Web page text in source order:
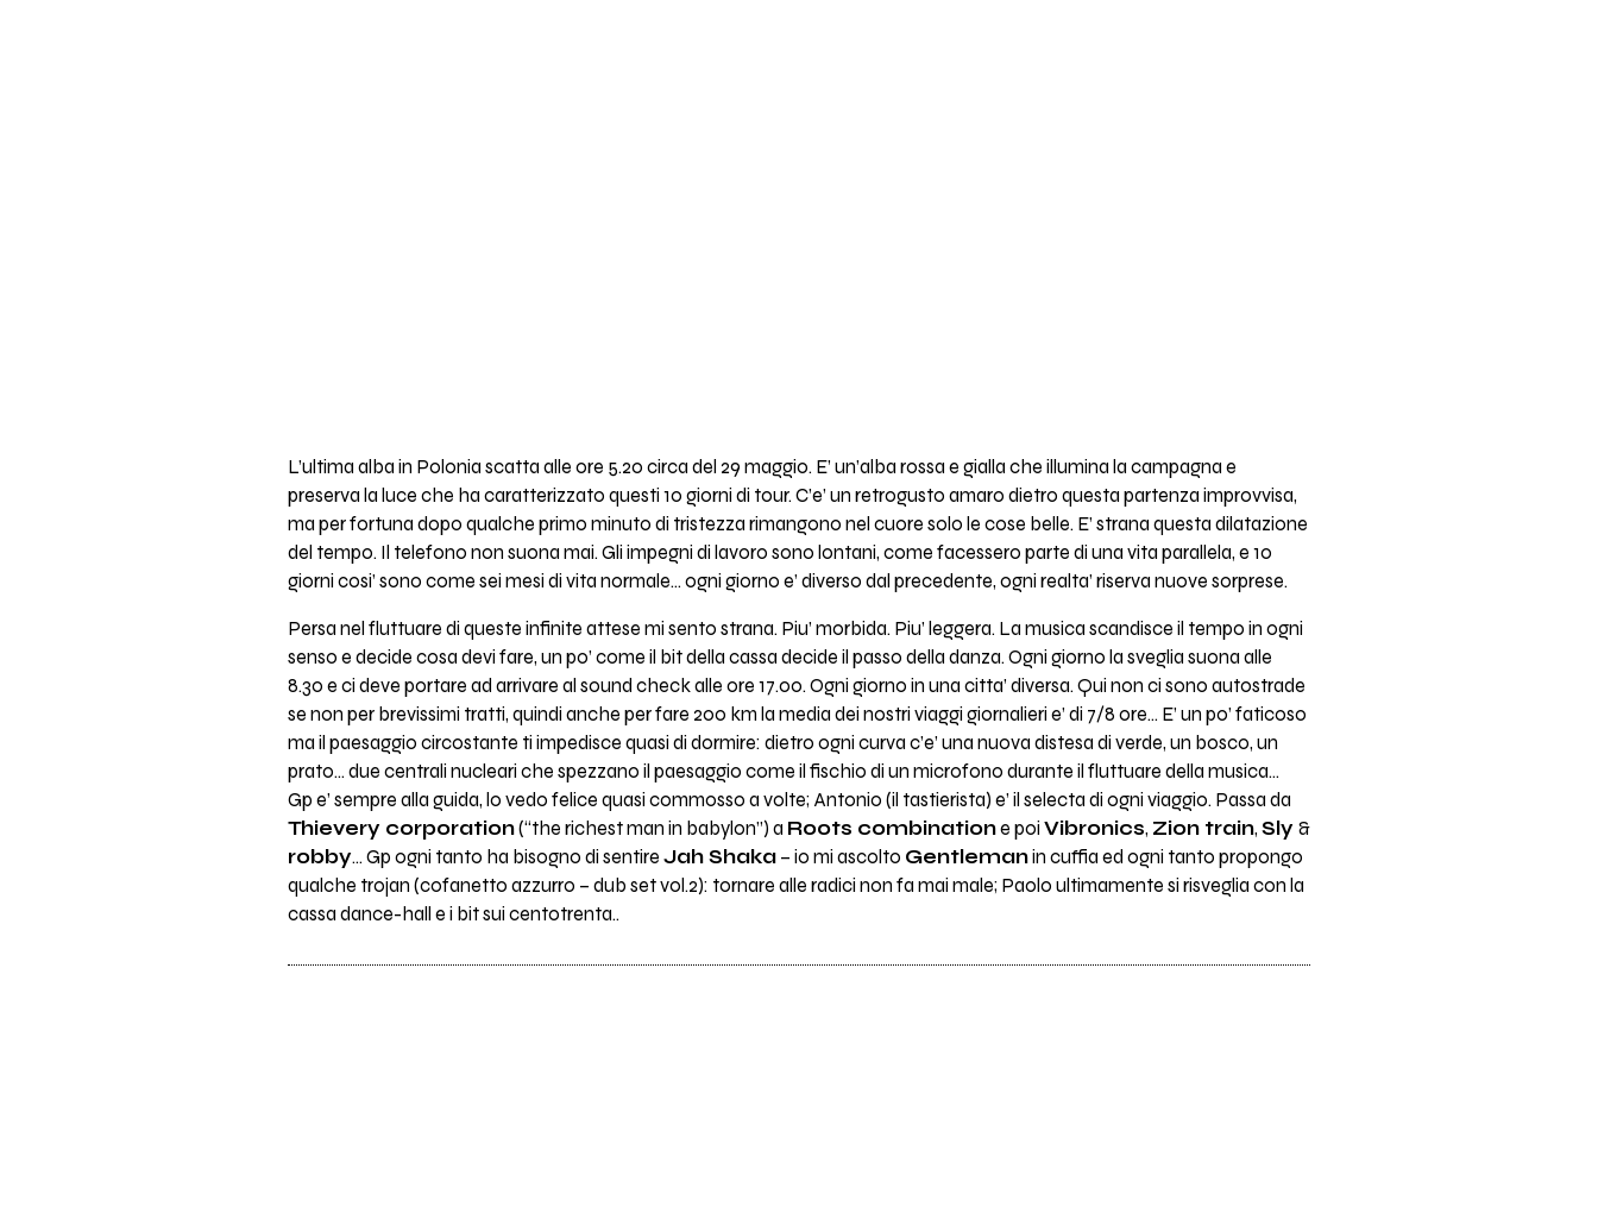
L’ultima alba in Polonia scatta alle ore 5.20 circa del 29 maggio. E’ un’alba rossa e gialla che illumina la campagna e
preserva la luce che ha caratterizzato questi 10 giorni di tour. C’e’ un retrogusto amaro dietro questa partenza improvvisa,
ma per fortuna dopo qualche primo minuto di tristezza rimangono nel cuore solo le cose belle. E’ strana questa dilatazione
del tempo. Il telefono non suona mai. Gli impegni di lavoro sono lontani, come facessero parte di una vita parallela, e 10
giorni cosi’ sono come sei mesi di vita normale… ogni giorno e’ diverso dal precedente, ogni realta’ riserva nuove sorprese.
Persa nel fluttuare di queste infinite attese mi sento strana. Piu’ morbida. Piu’ leggera. La musica scandisce il tempo in ogni
senso e decide cosa devi fare, un po’ come il bit della cassa decide il passo della danza. Ogni giorno la sveglia suona alle
8.30 e ci deve portare ad arrivare al sound check alle ore 17.00. Ogni giorno in una citta’ diversa. Qui non ci sono autostrade
se non per brevissimi tratti, quindi anche per fare 200 km la media dei nostri viaggi giornalieri e’ di 7/8 ore… E’ un po’ faticoso
ma il paesaggio circostante ti impedisce quasi di dormire: dietro ogni curva c’e’ una nuova distesa di verde, un bosco, un
prato… due centrali nucleari che spezzano il paesaggio come il fischio di un microfono durante il fluttuare della musica…
Gp e’ sempre alla guida, lo vedo felice quasi commosso a volte; Antonio (il tastierista) e’ il selecta di ogni viaggio. Passa da
Thievery corporation(“the richest man in babylon”) a Roots combinatione poi Vibronics, Zion train, Sly &
robby... Gp ogni tanto ha bisogno di sentire Jah Shaka– io mi ascolto Gentlemanin cuffia ed ogni tanto propongo
qualche trojan (cofanetto azzurro – dub set vol.2): tornare alle radici non fa mai male; Paolo ultimamente si risveglia con la
cassa dance-hall e i bit sui centotrenta..